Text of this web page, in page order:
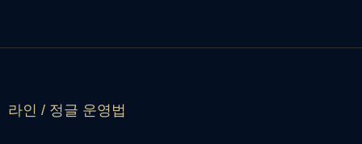
라인 / 정글 운영법